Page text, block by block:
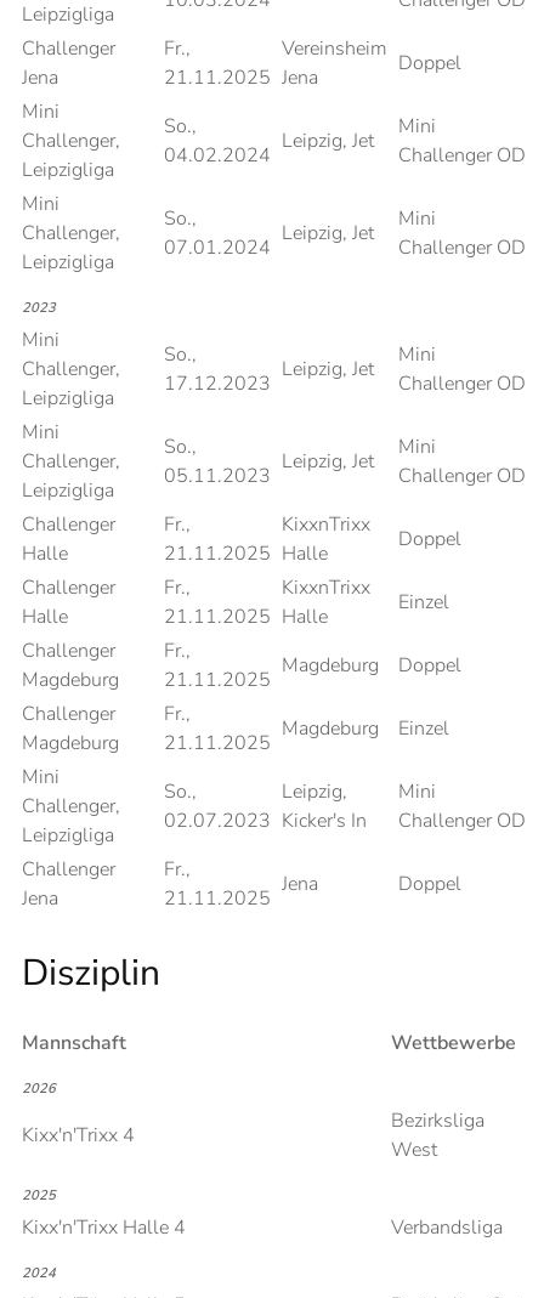
Leipzigliga
Challenger
Jena
Fr.,
21.11.2025
Vereinsheim
Jena
Doppel
Mini
Challenger,
Leipzigliga
So.,
04.02.2024
Leipzig, Jet
Mini
Challenger OD
Mini
Challenger,
Leipzigliga
So.,
07.01.2024
Leipzig, Jet
Mini
Challenger OD
2023
Mini
Challenger,
Leipzigliga
So.,
17.12.2023
Leipzig, Jet
Mini
Challenger OD
Mini
Challenger,
Leipzigliga
So.,
05.11.2023
Leipzig, Jet
Mini
Challenger OD
Challenger
Halle
Fr.,
21.11.2025
KixxnTrixx
Halle
Doppel
Challenger
Halle
Fr.,
21.11.2025
KixxnTrixx
Halle
Einzel
Challenger
Magdeburg
Fr.,
21.11.2025
Magdeburg
Doppel
Challenger
Magdeburg
Fr.,
21.11.2025
Magdeburg
Einzel
Mini
Challenger,
Leipzigliga
So.,
02.07.2023
Leipzig,
Kicker's In
Mini
Challenger OD
Challenger
Jena
Fr.,
21.11.2025
Jena Doppel
Disziplin
Mannschaft Wettbewerbe
2026
Kixx'n'Trixx 4
Bezirksliga
West
2025
Kixx'n'Trixx Halle 4 Verbandsliga
2024